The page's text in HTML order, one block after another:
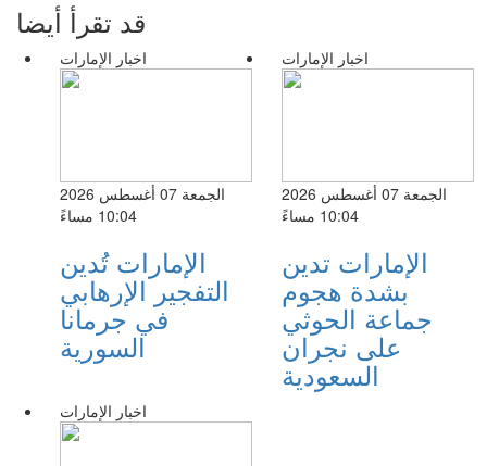
قد تقرأ أيضا
اخبار الإمارات
الجمعة 07 أغسطس 2026
10:04 مساءً
الإمارات تُدين
التفجير الإرهابي
في جرمانا
السورية
اخبار الإمارات
الجمعة 07 أغسطس 2026
10:04 مساءً
الإمارات تدين
بشدة هجوم
جماعة الحوثي
على نجران
السعودية
اخبار الإمارات